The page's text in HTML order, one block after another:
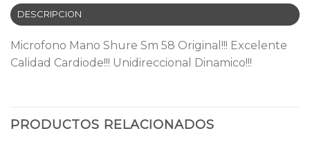
DESCRIPCION
Microfono Mano Shure Sm 58 Original!!! Excelente
Calidad Cardiode!!! Unidireccional Dinamico!!!
PRODUCTOS RELACIONADOS